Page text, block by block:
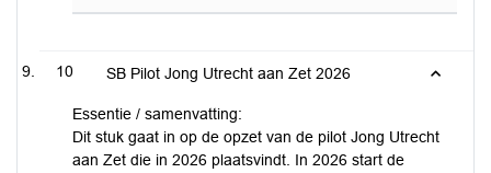
10 SB Pilot Jong Utrecht aan Zet 2026
Essentie / samenvatting:
Dit stuk gaat in op de opzet van de pilot Jong Utrecht
aan Zet die in 2026 plaatsvindt. In 2026 start de